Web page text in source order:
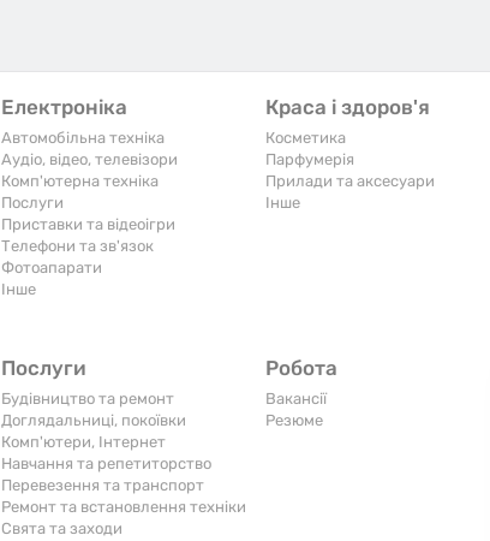
Електроніка
Автомобільна техніка
Аудіо, відео, телевізори
Комп'ютерна техніка
Послуги
Приставки та відеоігри
Телефони та зв'язок
Фотоапарати
Iнше
Краса і здоров'я
Косметика
Парфумерія
Прилади та аксесуари
Iнше
Послуги
Будівництво та ремонт
Доглядальниці, покоївки
Комп'ютери, Інтернет
Навчання та репетиторство
Перевезення та транспорт
Ремонт та встановлення техніки
Свята та заходи
Робота
Вакансії
Резюме